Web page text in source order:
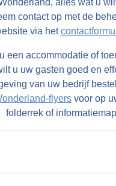
contact op met de
via het
een accommodatie of
u uw gasten goed en
van uw bedrijf
flyers voor op
folderrek of